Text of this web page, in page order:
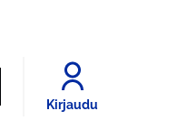
Kirjaudu